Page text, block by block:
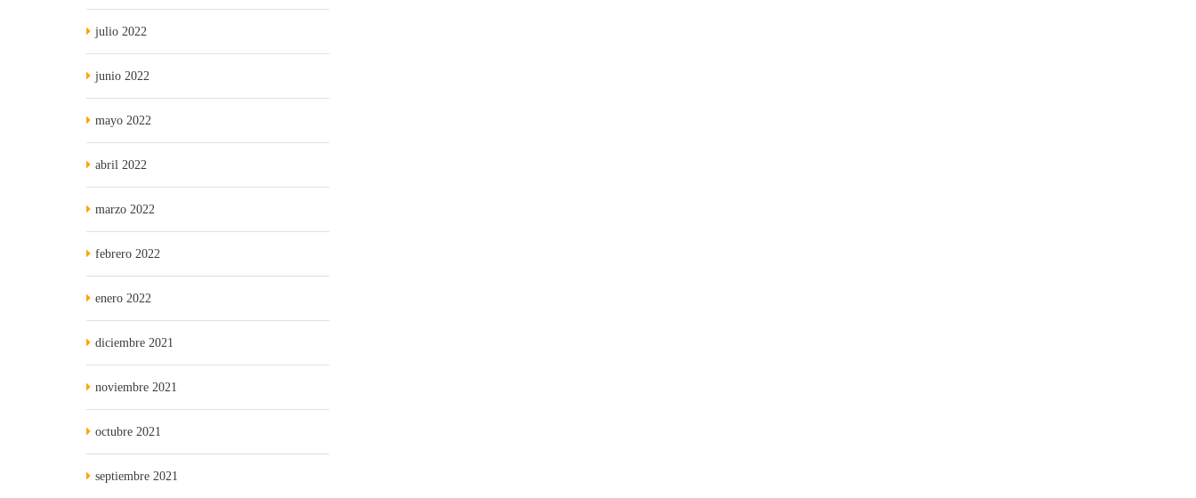
julio 2022
junio 2022
mayo 2022
abril 2022
marzo 2022
febrero 2022
enero 2022
diciembre 2021
noviembre 2021
octubre 2021
septiembre 2021